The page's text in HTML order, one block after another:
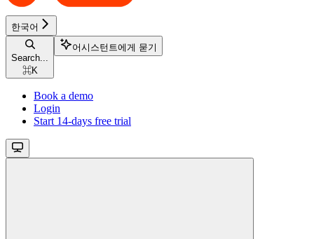
한국어
Search...
⌘K
어시스턴트에게 묻기
Book a demo
Login
Start 14-days free trial